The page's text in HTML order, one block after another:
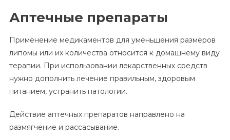
Аптечные препараты
Применение медикаментов для уменьшения размеров
липомы или их количества относится к домашнему виду
терапии. При использовании лекарственных средств
нужно дополнить лечение правильным, здоровым
питанием, устранить патологии.
Действие аптечных препаратов направлено на
размягчение и рассасывание.